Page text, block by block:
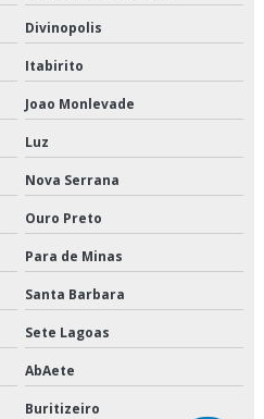
a granel
congelados
perecíveis
refrigerada
fracionadas
Divinopolis
Itabirito
Joao Monlevade
Luz
Nova Serrana
Ouro Preto
Para de Minas
Santa Barbara
Sete Lagoas
AbAete
Buritizeiro